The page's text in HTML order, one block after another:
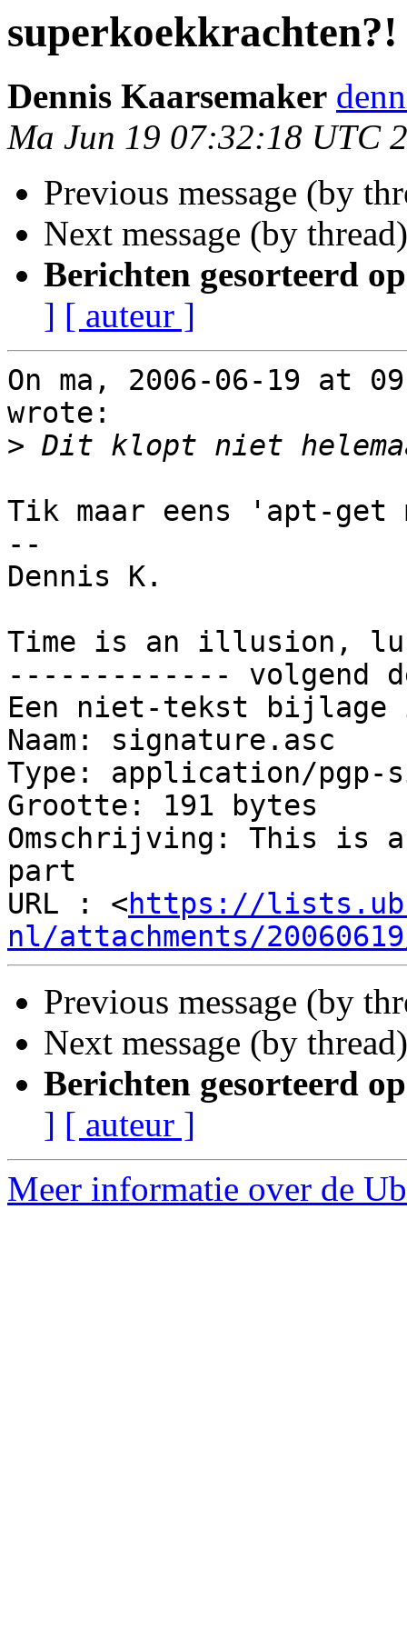
superkoekkrachten?!
Dennis Kaarsemaker
Ma Jun 19 07:32:18 UTC
Previous message (by
Next message (by
Berichten gesorteerd
] [ auteur ]
On ma, 2006-06-19 at
wrote:
>
Tik maar eens 'apt-
--
Dennis K.
Time is an illusion,
------------- volgend
Een niet-tekst
Naam: signature.asc
Type: application/pgp-
Grootte: 191 bytes
Omschrijving: This is
part
URL : <https://
nl/attachments/
Previous message (by
Next message (by
Berichten gesorteerd
] [ auteur ]
Meer informatie over de